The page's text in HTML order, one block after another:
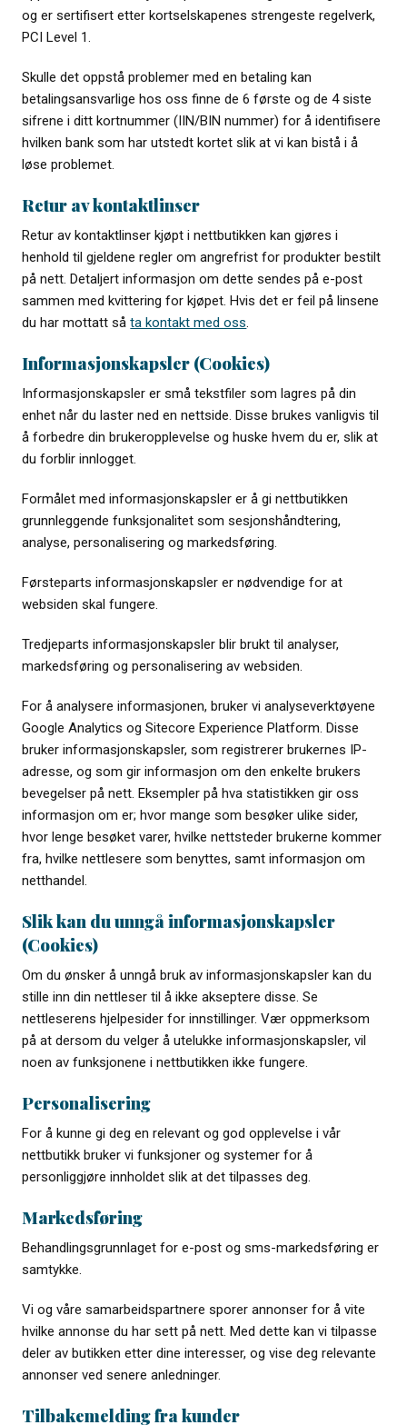
og er sertifisert etter kortselskapenes strengeste regelverk,
PCI Level 1.
Skulle det oppstå problemer med en betaling kan
betalingsansvarlige hos oss finne de 6 første og de 4 siste
sifrene i ditt kortnummer (IIN/BIN nummer) for å identifisere
hvilken bank som har utstedt kortet slik at vi kan bistå i å
løse problemet.
Retur av kontaktlinser
Retur av kontaktlinser kjøpt i nettbutikken kan gjøres i
henhold til gjeldene regler om angrefrist for produkter bestilt
på nett. Detaljert informasjon om dette sendes på e-post
sammen med kvittering for kjøpet. Hvis det er feil på linsene
du har mottatt såta kontakt med oss.
Informasjonskapsler (Cookies)
Informasjonskapsler er små tekstfiler som lagres på din
enhet når du laster ned en nettside. Disse brukes vanligvis til
å forbedre din brukeropplevelse og huske hvem du er, slik at
du forblir innlogget.
Formålet med informasjonskapsler er å gi nettbutikken
grunnleggende funksjonalitet som sesjonshåndtering,
analyse, personalisering og markedsføring.
Førsteparts informasjonskapsler er nødvendige for at
websiden skal fungere.
Tredjeparts informasjonskapsler blir brukt til analyser,
markedsføring og personalisering av websiden.
For å analysere informasjonen, bruker vi analyseverktøyene
Google Analytics og Sitecore Experience Platform. Disse
bruker informasjonskapsler, som registrerer brukernes IP-
adresse, og som gir informasjon om den enkelte brukers
bevegelser på nett. Eksempler på hva statistikken gir oss
informasjon om er; hvor mange som besøker ulike sider,
hvor lenge besøket varer, hvilke nettsteder brukerne kommer
fra, hvilke nettlesere som benyttes, samt informasjon om
netthandel.
Slik kan du unngå informasjonskapsler
(Cookies)
Om du ønsker å unngå bruk av informasjonskapsler kan du
stille inn din nettleser til å ikke akseptere disse. Se
nettleserens hjelpesider for innstillinger. Vær oppmerksom
på at dersom du velger å utelukke informasjonskapsler, vil
noen av funksjonene i nettbutikken ikke fungere.
Personalisering
For å kunne gi deg en relevant og god opplevelse i vår
nettbutikk bruker vi funksjoner og systemer for å
personliggjøre innholdet slik at det tilpasses deg.
Markedsføring
Behandlingsgrunnlaget for e-post og sms-markedsføring er
samtykke.
Vi og våre samarbeidspartnere sporer annonser for å vite
hvilke annonse du har sett på nett. Med dette kan vi tilpasse
deler av butikken etter dine interesser, og vise deg relevante
annonser ved senere anledninger.
Tilbakemelding fra kunder